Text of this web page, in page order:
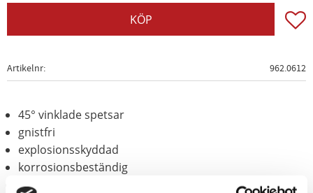
KÖP
Artikelnr 962.0612
45° vinklade spetsar
gnistfri
explosionsskyddad
korrosionsbeständig
mycket brottsäker